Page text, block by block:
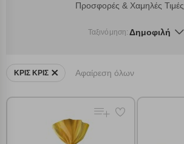
Προσφορές & Χαμηλές Τιμές
Ταξινόμηση: Δημοφιλή
ΚΡΙΣ ΚΡΙΣ Αφαίρεση όλων